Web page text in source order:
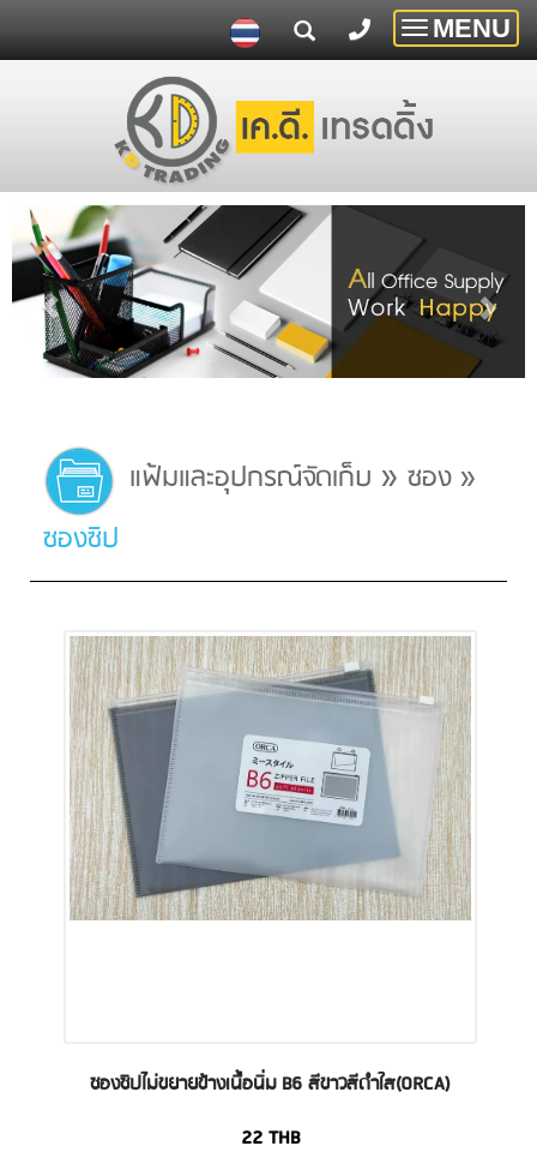
Toggle
MENU
แฟ้มและอุปกรณ์จัดเก็บ » ซอง »
ซองซิป
ซองซิปไม่ขยายข้างเนื้อนิ่ม B6 สีขาวสีดำใส(ORCA)
22THB